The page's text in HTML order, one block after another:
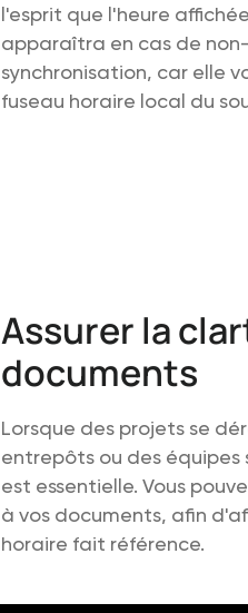
l'esprit que l'heure
apparaîtra en cas de
synchronisation, car elle
fuseau horaire local du
Assurer la
documents
Lorsque des projets se
entrepôts ou des équipes
est essentielle. Vous
à vos documents, afin
horaire fait référence.